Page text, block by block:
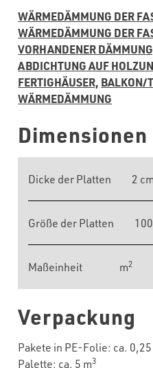
WÄRMEDÄMMUNG DER
WÄRMEDÄMMUNG DER
VORHANDENER
ABDICHTUNG AUF
FERTIGHÄUSER, BALKON/
WÄRMEDÄMMUNG
Dimensionen
Dicke der Platten 2
Größe der Platten
Maßeinheit m2
Verpackung
Pakete in PE-Folie: ca.
Palette: ca. 5 m3